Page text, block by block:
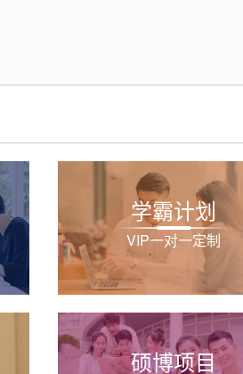
学霸计划
VIP一对一定制
硕博项目